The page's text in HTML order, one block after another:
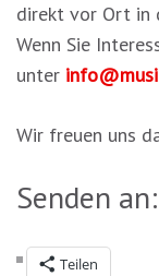
direkt vor Ort in
Wenn Sie
unter
Wir freuen uns
Senden an:
Teilen